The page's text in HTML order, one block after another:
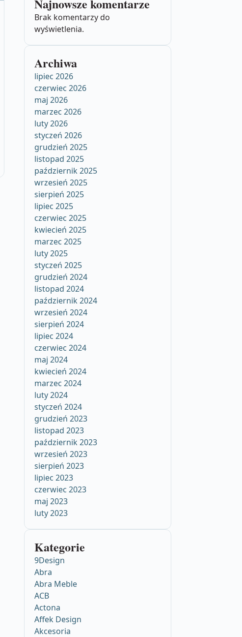
Najnowsze komentarze
Brak komentarzy do
wyświetlenia.
Archiwa
lipiec 2026
czerwiec 2026
maj 2026
marzec 2026
luty 2026
styczeń 2026
grudzień 2025
listopad 2025
październik 2025
wrzesień 2025
sierpień 2025
lipiec 2025
czerwiec 2025
kwiecień 2025
marzec 2025
luty 2025
styczeń 2025
grudzień 2024
listopad 2024
październik 2024
wrzesień 2024
sierpień 2024
lipiec 2024
czerwiec 2024
maj 2024
kwiecień 2024
marzec 2024
luty 2024
styczeń 2024
grudzień 2023
listopad 2023
październik 2023
wrzesień 2023
sierpień 2023
lipiec 2023
czerwiec 2023
maj 2023
luty 2023
Kategorie
9Design
Abra
Abra Meble
ACB
Actona
Affek Design
Akcesoria